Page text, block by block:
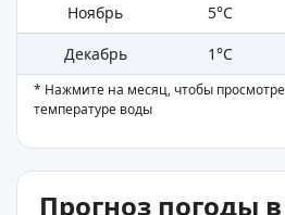
Ноябрь
5°C
Декабрь
1°C
* Нажмите на месяц, чтобы
температуре воды
Прогноз погоды